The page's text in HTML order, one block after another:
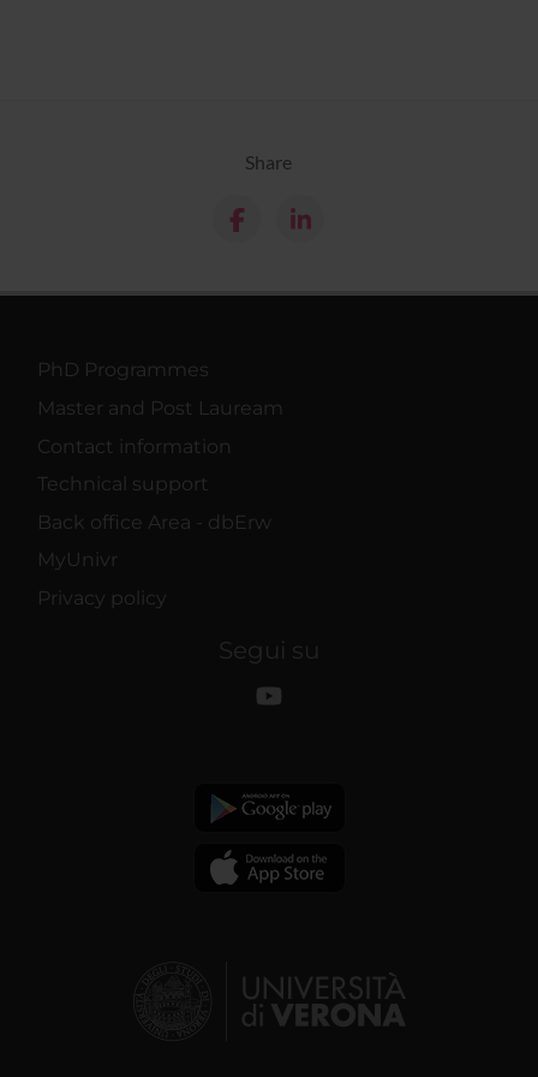
Share
PhD Programmes
Master and Post Lauream
Contact information
Technical support
Back office Area - dbErw
MyUnivr
Privacy policy
Segui su